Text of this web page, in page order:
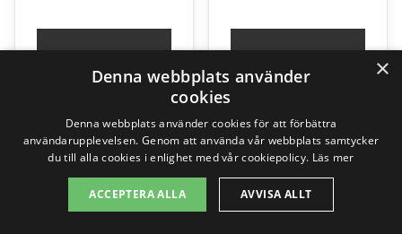
×
Denna webbplats använder
cookies
Denna webbplats använder cookies för att förbättra
användarupplevelsen. Genom att använda vår webbplats samtycker
du till alla cookies i enlighet med vår cookiepolicy. Läs mer
ACCEPTERA ALLA AVVISA ALLT